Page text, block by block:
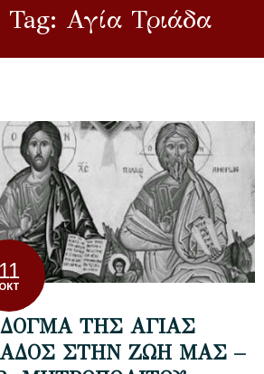
Tag: Αγία Τριάδα
11
ΟΚΤ
ΤΗΣ ΑΓΙΑΣ
ΣΤΗΝ ΖΩΗ ΜΑΣ –